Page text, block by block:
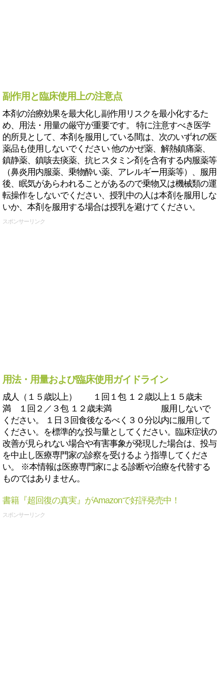
副作用と臨床使用上の注意点
本剤の治療効果を最大化し副作用リスクを最小化するた
め、用法・用量の厳守が重要です。 特に注意すべき医学
的所見として、本剤を服用している間は、次のいずれの医
薬品も使用しないでください 他のかぜ薬、解熱鎮痛薬、
鎮静薬、鎮咳去痰薬、抗ヒスタミン剤を含有する内服薬等
（鼻炎用内服薬、乗物酔い薬、アレルギー用薬等）、服用
後、眠気があらわれることがあるので乗物又は機械類の運
転操作をしないでください、授乳中の人は本剤を服用しな
いか、本剤を服用する場合は授乳を避けてください。
スポンサーリンク
用法・用量および臨床使用ガイドライン
成人（１５歳以上） １回１包 １２歳以上１５歳未
満 １回２／３包 １２歳未満 服用しないで
ください。 １日３回食後なるべく３０分以内に服用して
ください。を標準的な投与量としてください。臨床症状の
改善が見られない場合や有害事象が発現した場合は、投与
を中止し医療専門家の診察を受けるよう指導してくださ
い。 ※本情報は医療専門家による診断や治療を代替する
ものではありません。
書籍『超回復の真実』がAmazonで好評発売中！
スポンサーリンク